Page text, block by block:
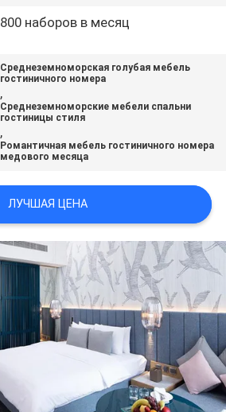
800 наборов в месяц
Среднеземноморская голубая мебель
гостиничного номера
,
Среднеземноморские мебели спальни
гостиницы стиля
,
Романтичная мебель гостиничного номера
медового месяца
ЛУЧШАЯ ЦЕНА